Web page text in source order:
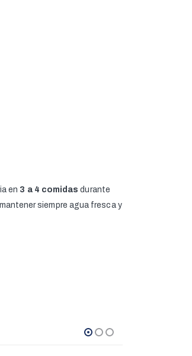
en 3 a 4 comidas durante
siempre agua fresca y